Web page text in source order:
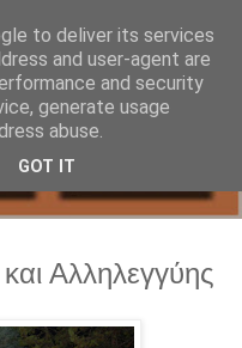
Αλληλεγγύης
to deliver its services
and user-agent are
and security
generate usage
abuse.
GOT IT